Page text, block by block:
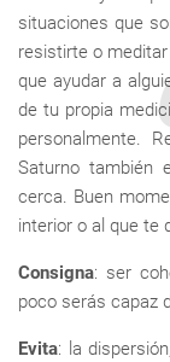
situaciones que
resistirte o
que ayudar a
de tu propia
personalmente.
Saturno
cerca. Buen
interior o al que te
Consigna: ser
poco serás capaz
Evita: la